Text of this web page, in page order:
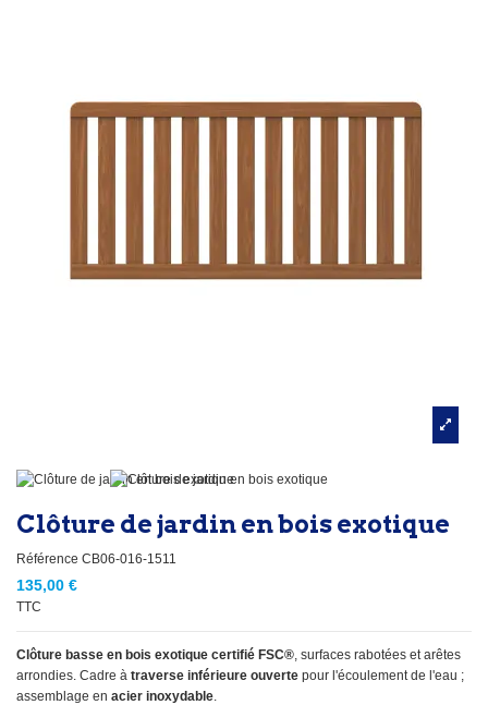
Clôture de jardin en bois exotique
Référence CB06-016-1511
135,00 €
TTC
Clôture basse en bois exotique certifié FSC® , surfaces rabotées et arêtes
arrondies. Cadre à traverse inférieure ouverte pour l'écoulement de l'eau ;
assemblage en acier inoxydable